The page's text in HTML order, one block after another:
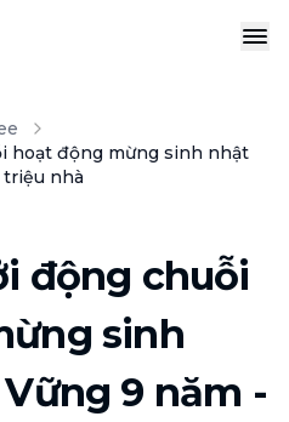
hoạt động mừng sinh nhật
triệu nhà
động chuỗi
sinh
9 năm -